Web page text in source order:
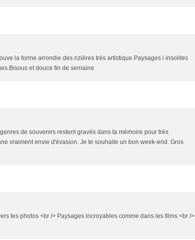
la forme arrondie des rizières très artistique.Paysages i insolites
et douce fin de semaine
de souvenirs restent gravés dans ta mémoire pour très
vraiment envie d'évasion. Je te souhaite un bon week-end. Gros
tes photos <br /> Paysages incroyables comme dans les films <br />